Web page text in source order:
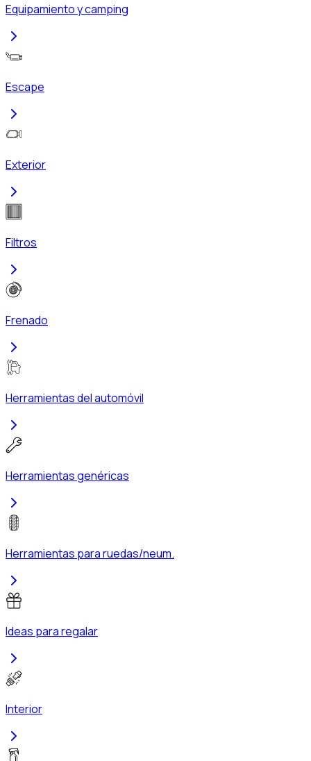
Equipamiento y camping
Escape
Exterior
Filtros
Frenado
Herramientas del automóvil
Herramientas genéricas
Herramientas para ruedas/neum.
Ideas para regalar
Interior